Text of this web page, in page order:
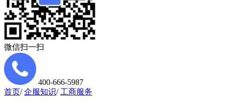
微信扫一扫
400-666-5987
首页/企服知识/ 工商服务